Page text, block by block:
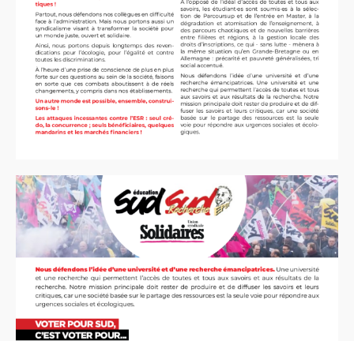
Plate-forme revendicative
Références, utilitaires,etc.
SUD-REauCNRS
Instances du CNRS
Archives
CA2009
CCP2008
CCP2011
CoNRS 2008
CS2010
CA2013
CAP2005
CAP2008
CAP2011
CNSPH
Conseil d’administration :
mandat 2017-2021
CSA2026
CT2011 - 2014
CT2015-2018
CT-CAP-CCP2014
Sections du Comité
National de la Recherche